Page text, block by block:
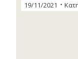
19/11/2021